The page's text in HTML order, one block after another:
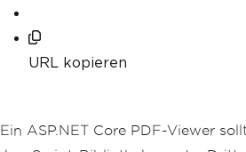
URL kopieren
Ein ASP.NET Core PDF-Viewer